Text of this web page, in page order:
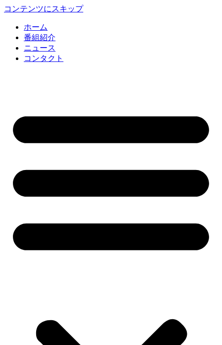
コンテンツにスキップ
ホーム
番組紹介
ニュース
コンタクト